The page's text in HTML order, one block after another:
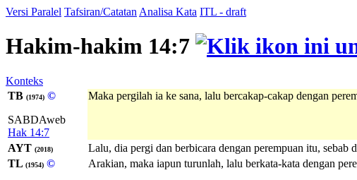
Versi Paralel Tafsiran/Catatan Analisa Kata ITL - draft
Hakim-hakim 14:7
Konteks
TB (1974) ©
SABDAweb
Hak 14:7
Maka pergilah ia ke sana, lalu bercakap-cakap dengan
AYT (2018)
Lalu, dia pergi dan berbicara dengan perempuan itu, sebab
TL (1954) ©
Arakian, maka iapun turunlah, lalu berkata-kata dengan